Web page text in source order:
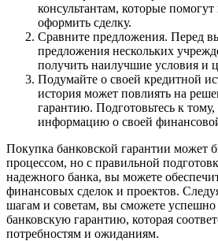
консультантам, которые
оформить сделку.
Сравните предложения. Перед
предложения нескольких
получить наилучшие условия и
Подумайте о своей кредитной
история может повлиять на
гарантию. Подготовьтесь к
информацию о своей
Покупка банковской гарантии может
процессом, но с правильной
надежного банка, вы можете
финансовых сделок и проектов.
шагам и советам, вы сможете успешно
банковскую гарантию, которая
потребностям и ожиданиям.